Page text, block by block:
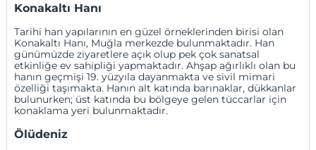
Konakaltı Hanı
Tarihi han yapılarının en güzel örneklerinden birisi olan
Konakaltı Hanı, Muğla merkezde bulunmaktadır. Han
günümüzde ziyaretlere açık olup pek çok sanatsal
etkinliğe ev sahipliği yapmaktadır. Ahşap ağırlıklı olan bu
hanın geçmişi 19. yüzyıla dayanmakta ve sivil mimari
özelliği taşımakta. Hanın alt katında barınaklar, dükkanlar
bulunurken; üst katında bu bölgeye gelen tüccarlar için
konaklama yeri bulunmaktadır.
Ölüdeniz